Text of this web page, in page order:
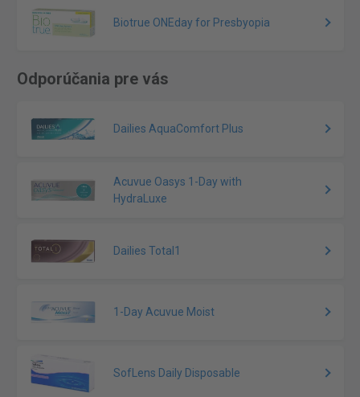
Biotrue ONEday for Presbyopia
Odporúčania pre vás
Dailies AquaComfort Plus
Acuvue Oasys 1-Day with
HydraLuxe
Dailies Total1
1-Day Acuvue Moist
SofLens Daily Disposable